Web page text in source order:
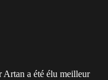
Artan a été élu meilleur